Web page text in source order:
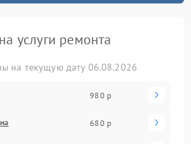
услуги ремонта
на текущую дату 06.08.2026
980 р
680 р